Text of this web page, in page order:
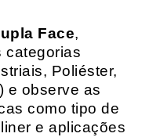
Face,
categorias
Poliéster,
e observe as
como tipo de
e aplicações